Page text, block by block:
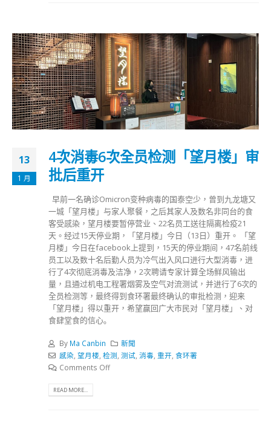
13
1 月
4次消毒6次全员检测「望月楼」审
批后重开
早前一名确诊Omicron变种病毒的国泰空少，曾到九龙塘又
一城「望月楼」与家人聚餐，之后其家人及数名非同台的食
客受感染，望月楼要暂停营业、22名员工送往隔离检疫21
天。经过15天停业期，「望月楼」今日（13日）重开。 「望
月楼」今日在facebook上提到，15天的停业期间，47名前线
员工以及数十名后勤人员为冷气出入风口进行大型消毒，进
行了4次彻底消毒及洁净，2次聘请专家计算全场鲜风输出
量，且通过机电工程署烟雾及空气对流测试，并进行了6次的
全员检测等，最终得到食环署最终确认的审批检测，迎来
「望月楼」得以重开，希望赢回广大市民对「望月楼」、对
食肆堂食的信心｡
By Ma Canbin
新聞
感染, 望月楼, 检测, 测试, 消毒, 重开, 食环署
Comments Off
READ MORE...